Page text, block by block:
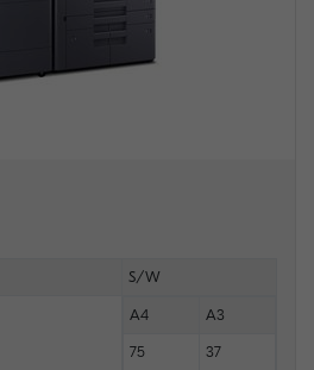
S/W
A4 A3
75 37